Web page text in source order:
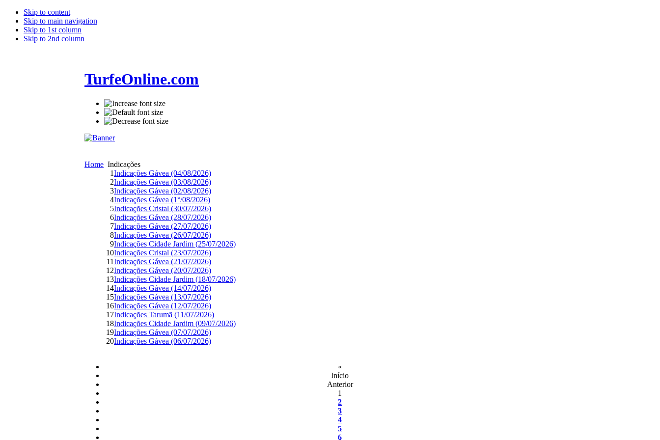
Skip to content
Skip to main navigation
Skip to 1st column
Skip to 2nd column
TurfeOnline.com
Home Indicações
1Indicações Gávea (04/08/2026)
2Indicações Gávea (03/08/2026)
3Indicações Gávea (02/08/2026)
4Indicações Gávea (1°/08/2026)
5Indicações Cristal (30/07/2026)
6Indicações Gávea (28/07/2026)
7Indicações Gávea (27/07/2026)
8Indicações Gávea (26/07/2026)
9Indicações Cidade Jardim (25/07/2026)
10Indicações Cristal (23/07/2026)
11Indicações Gávea (21/07/2026)
12Indicações Gávea (20/07/2026)
13Indicações Cidade Jardim (18/07/2026)
14Indicações Gávea (14/07/2026)
15Indicações Gávea (13/07/2026)
16Indicações Gávea (12/07/2026)
17Indicações Tarumã (11/07/2026)
18Indicações Cidade Jardim (09/07/2026)
19Indicações Gávea (07/07/2026)
20Indicações Gávea (06/07/2026)
«
Início
Anterior
1
2
3
4
5
6